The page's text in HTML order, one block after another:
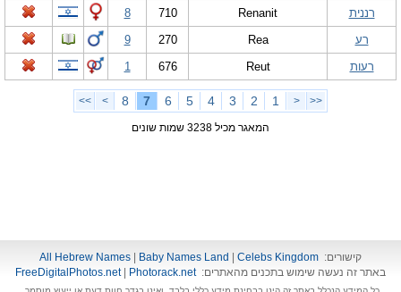
רננית
Renanit
710
8
רע
Rea
270
9
רעות
Reut
676
1
<<
<
1
2
3
4
5
6
7
8
>
>>
המאגר מכיל 3238 שמות שונים
קישורים: All Hebrew Names Baby Names Land
Celebs Kingdom
באתר זה נעשה שימוש בתכנים מהאתרים:
FreeDigitalPhotos.net| Photorack.net